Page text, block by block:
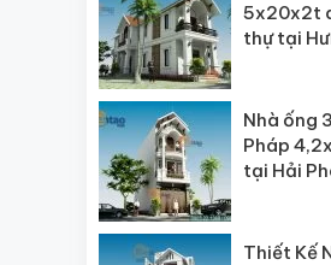
5x20x2t
thự tại
Nhà ống
Pháp
tại Hải
Thiết Kế